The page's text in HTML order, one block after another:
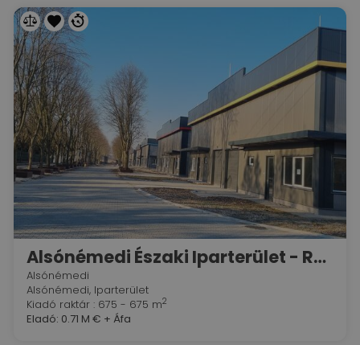
Alsónémedi Északi Iparterület - RaktárAD csarnokok, "H" épület
Alsónémedi
Alsónémedi, Iparterület
Kiadó raktár : 675 - 675 m2
Eladó: 0.71 M € + Áfa